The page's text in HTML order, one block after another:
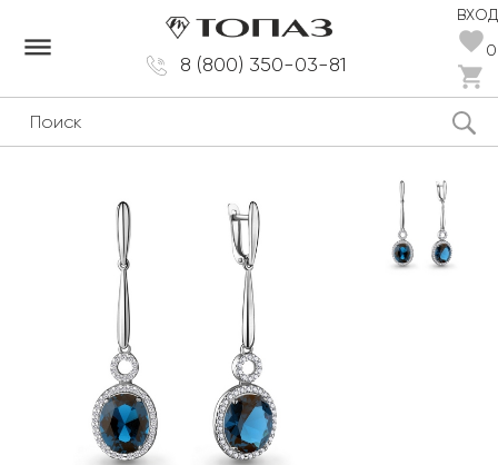
8 (800) 350-03-81
ВХОД
0
dehaze